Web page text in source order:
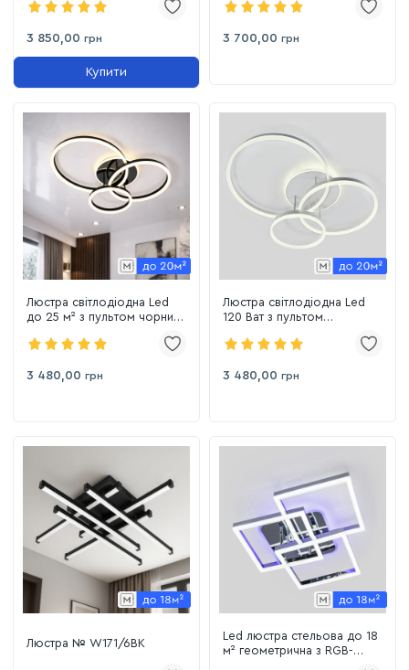
3 850,00 грн
Купити
3 700,00 грн
Люстра світлодіодна Led
до 25 м² з пультом чорний
(5216-30*40*50 Bk)
3 480,00 грн
Люстра світлодіодна Led
120 Ват з пультом
Wh)
3 480,00 грн
Люстра № W171/6BK
Led люстра стельова до 18
м² геометрична з RGB-